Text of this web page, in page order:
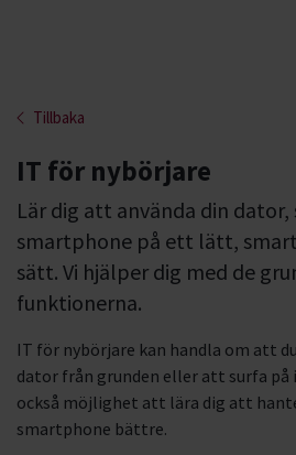
Tillbaka
IT för nybörjare
Lär dig att använda din
smartphone på ett lätt,
sätt. Vi hjälper dig med de
funktionerna.
IT för nybörjare kan handla om att
dator från grunden eller att surfa på
också möjlighet att lära dig att
smartphone bättre.